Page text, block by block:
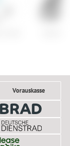
Vorauskasse